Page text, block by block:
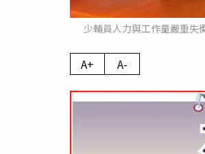
少輔員人力與工作量嚴重失
A+ A-